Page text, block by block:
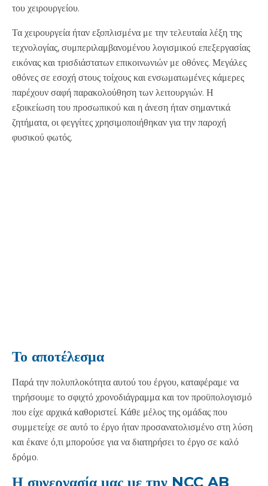
του χειρουργείου.
Τα χειρουργεία ήταν εξοπλισμένα με την τελευταία λέξη της
τεχνολογίας, συμπεριλαμβανομένου λογισμικού επεξεργασίας
εικόνας και τρισδιάστατων επικοινωνιών με οθόνες. Μεγάλες
οθόνες σε εσοχή στους τοίχους και ενσωματωμένες κάμερες
παρέχουν σαφή παρακολούθηση των λειτουργιών. Η
εξοικείωση του προσωπικού και η άνεση ήταν σημαντικά
ζητήματα, οι φεγγίτες χρησιμοποιήθηκαν για την παροχή
φυσικού φωτός.
Το αποτέλεσμα
Παρά την πολυπλοκότητα αυτού του έργου, καταφέραμε να
τηρήσουμε το σφιχτό χρονοδιάγραμμα και τον προϋπολογισμό
που είχε αρχικά καθοριστεί. Κάθε μέλος της ομάδας που
συμμετείχε σε αυτό το έργο ήταν προσανατολισμένο στη λύση
και έκανε ό,τι μπορούσε για να διατηρήσει το έργο σε καλό
δρόμο.
Η συνεργασία μας με την NCC AB